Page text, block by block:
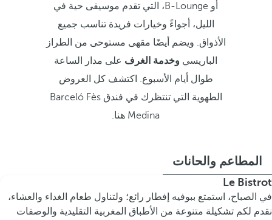
أو B-Lounge، التي تقدم موسيقى حية في
الليل، أجواءً وخيارات فريدة تناسب جميع
الأذواق. ويضم أيضًا مقهى مستوحى من الطراز
الباريسي وخدمة الغرف على مدار الساعة
طوال أيام الأسبوع. اكتشف كل العروض
الطهوية التي تنتظرك في فندق Barceló Fès
Medina هنا.
المطاعم والحانات
Le Bistrot
في الصباح، استمتع ببوفيه إفطار رائع؛ ولتناول طعام الغداء والعشاء،
نقدم لكم تشكيلة متنوعة من الأطباق المغربية التقليدية والوصفات